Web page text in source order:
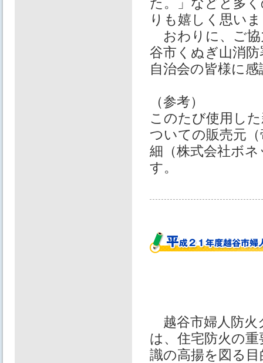
りも嬉しく思い
おわりに、ご協
谷市くぬぎ山消
自治会の皆様に
（参考）
このたび使用し
ついての販売元
細（株式会社ボ
す。
越谷市婦人防火
は、住宅防火の
識の高揚を図る